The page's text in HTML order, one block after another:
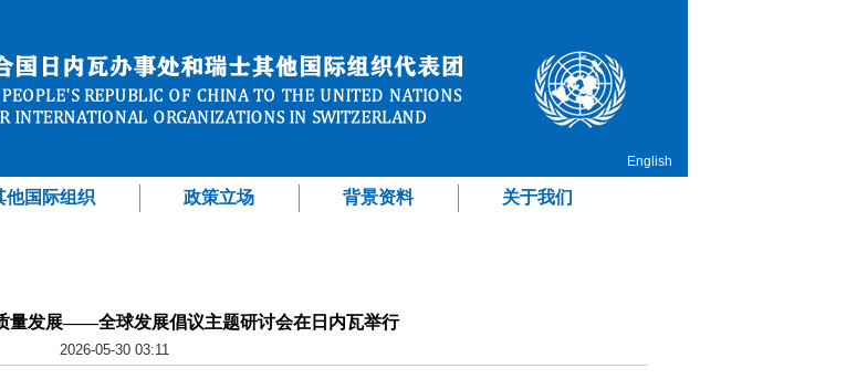
English
他国际组织 政策立场 背景资料 关于我们
量发展——全球发展倡议主题研讨会在日内瓦举行
2026-05-30 03:11